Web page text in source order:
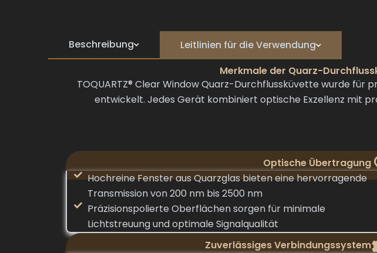
Beschreibung
Leitlinien für die Verwendung
Merkmale der Quarz-
TOQUARTZ® Clear Window Quarz-Durchflussküvette wurde für
entwickelt. Jedes Gerät kombiniert optische Exzellenz mit
Optische Übertragung
Hochreine Fenster aus Quarzglas bieten eine hervorragende
Transmission von 200 nm bis 2500 nm
Präzisionspolierte Oberflächen sorgen für minimale
Lichtstreuung und optimale Signalqualität
Zuverlässiges Verbindungssystem